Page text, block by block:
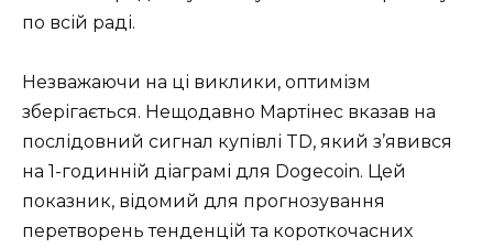
по всій раді.
Незважаючи на ці виклики, оптимізм
зберігається. Нещодавно Мартінес вказав на
послідовний сигнал купівлі TD, який з’явився
на 1-годинній діаграмі для Dogecoin. Цей
показник, відомий для прогнозування
перетворень тенденцій та короткочасних